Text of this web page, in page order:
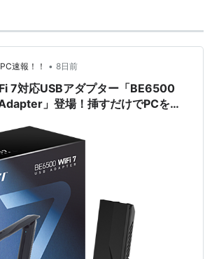
） に本社がある投資ファンド会
門サッカークラブであるSCコリンチ
タ（Sport Club Corinthians
の投資を果たし、共同経営や資金面で
たが、2007年にコリンチャンスとの
助を解除した。
人のバドリ・パタルキシシュビリ氏が
であるという見方が多く、同氏はチェ
とのつながりが疑われており、巨額の
れたロシア人
Boris Berezovsky） の友人でもある。
チェルシーFCの現オーナーのロマ
ッチ （Roman Abramovich） が石油会
速報！！ • 8日前
7対応USBアダプター「BE6500
」登場！挿すだけでPCを超